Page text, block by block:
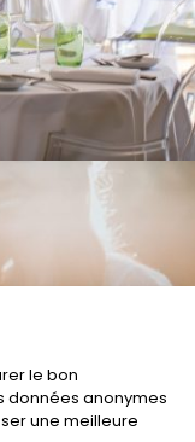
le bon
données anonymes
une meilleure